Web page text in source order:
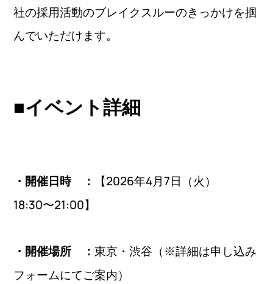
社の採用活動のブレイクスルーのきっかけを掴
んでいただけます。
■イベント詳細
・開催日時 ：
【2026年4月7日（火）
18:30〜21:00】
・開催場所 ：東京・渋谷（※詳細は申し込み
フォームにてご案内）